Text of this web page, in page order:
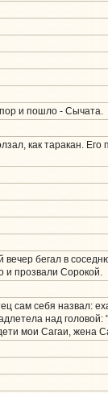
пор и пошло - Сычата.
как таракан. Его
бегал в
и прозвали Сорокой.
сам себя назвал:
над
мои Сагаи, жена